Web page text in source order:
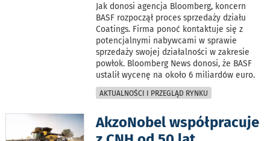
Jak donosi agencja Bloomberg, koncern
BASF rozpoczął proces sprzedaży działu
Coatings. Firma ponoć kontaktuje się z
potencjalnymi nabywcami w sprawie
sprzedaży swojej działalności w zakresie
powłok. Bloomberg News donosi, że BASF
ustalił wycenę na około 6 miliardów euro.
AKTUALNOŚCI I PRZEGLĄD RYNKU
AkzoNobel współpracuje